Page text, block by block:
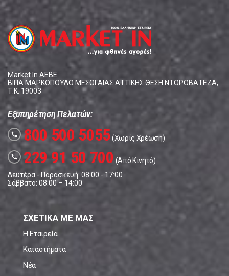
Market In ΑΕΒΕ
ΒΙΠΑ ΜΑΡΚΟΠΟΥΛΟ ΜΕΣΟΓΑΙΑΣ ΑΤΤΙΚΗΣ ΘΕΣΗ ΝΤΟΡΟΒΑΤΕΖΑ,
Τ.Κ. 19003
Εξυπηρέτηση Πελατών:
call 800 500 5055(Χωρίς Χρέωση)
call 229 91 50 700 (Από Κινητό)
Δευτέρα - Παρασκευή: 08:00 - 17:00
Σάββατο: 08:00 – 14:00
ΣΧΕΤΙΚΑ ΜΕ ΜΑΣ
Η Εταιρεία
Καταστήματα
Νέα